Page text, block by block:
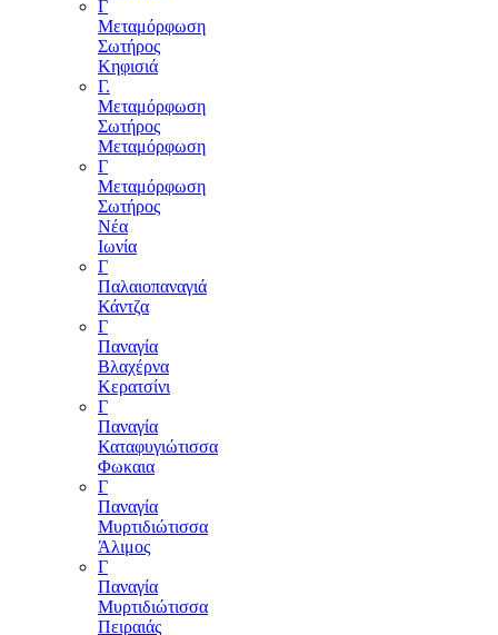
Γ
Μεταμόρφωση
Σωτήρος
Κηφισιά
Γ.
Μεταμόρφωση
Σωτήρος
Μεταμόρφωση
Γ
Μεταμόρφωση
Σωτήρος
Νέα
Ιωνία
Γ
Παλαιοπαναγιά
Κάντζα
Γ
Παναγία
Βλαχέρνα
Κερατσίνι
Γ
Παναγία
Καταφυγιώτισσα
Φωκαια
Γ
Παναγία
Μυρτιδιώτισσα
Άλιμος
Γ
Παναγία
Μυρτιδιώτισσα
Πειραιάς